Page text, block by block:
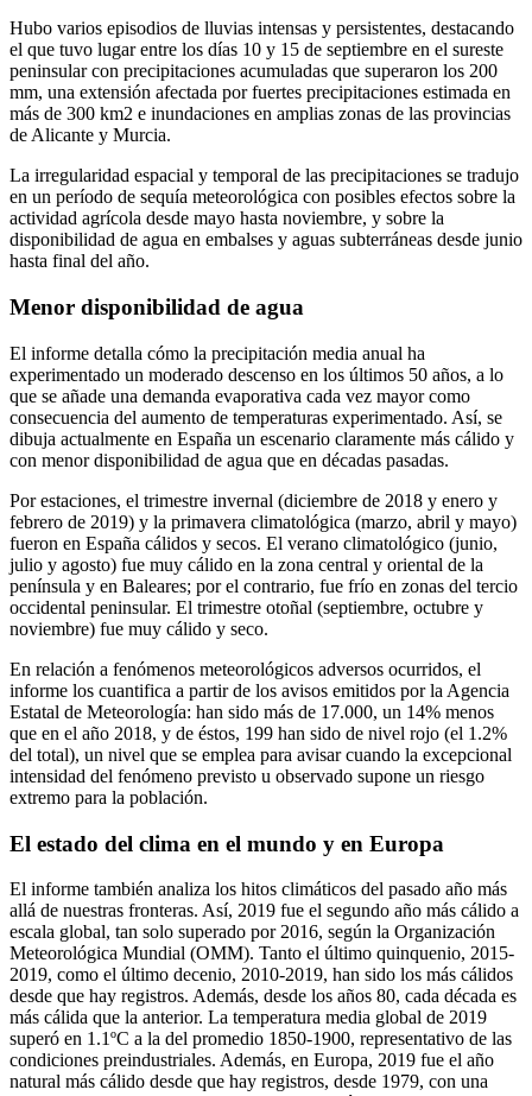
Hubo varios episodios de lluvias intensas y persistentes, destacando
el que tuvo lugar entre los días 10 y 15 de septiembre en el sureste
peninsular con precipitaciones acumuladas que superaron los 200
mm, una extensión afectada por fuertes precipitaciones estimada en
más de 300 km2 e inundaciones en amplias zonas de las provincias
de Alicante y Murcia.
La irregularidad espacial y temporal de las precipitaciones se tradujo
en un período de sequía meteorológica con posibles efectos sobre la
actividad agrícola desde mayo hasta noviembre, y sobre la
disponibilidad de agua en embalses y aguas subterráneas desde junio
hasta final del año.
Menor disponibilidad de agua
El informe detalla cómo la precipitación media anual ha
experimentado un moderado descenso en los últimos 50 años, a lo
que se añade una demanda evaporativa cada vez mayor como
consecuencia del aumento de temperaturas experimentado. Así, se
dibuja actualmente en España un escenario claramente más cálido y
con menor disponibilidad de agua que en décadas pasadas.
Por estaciones, el trimestre invernal (diciembre de 2018 y enero y
febrero de 2019) y la primavera climatológica (marzo, abril y mayo)
fueron en España cálidos y secos. El verano climatológico (junio,
julio y agosto) fue muy cálido en la zona central y oriental de la
península y en Baleares; por el contrario, fue frío en zonas del tercio
occidental peninsular. El trimestre otoñal (septiembre, octubre y
noviembre) fue muy cálido y seco.
En relación a fenómenos meteorológicos adversos ocurridos, el
informe los cuantifica a partir de los avisos emitidos por la Agencia
Estatal de Meteorología: han sido más de 17.000, un 14% menos
que en el año 2018, y de éstos, 199 han sido de nivel rojo (el 1.2%
del total), un nivel que se emplea para avisar cuando la excepcional
intensidad del fenómeno previsto u observado supone un riesgo
extremo para la población.
El estado del clima en el mundo y en Europa
El informe también analiza los hitos climáticos del pasado año más
allá de nuestras fronteras. Así, 2019 fue el segundo año más cálido a
escala global, tan solo superado por 2016, según la Organización
Meteorológica Mundial (OMM). Tanto el último quinquenio, 2015-
2019, como el último decenio, 2010-2019, han sido los más cálidos
desde que hay registros. Además, desde los años 80, cada década es
más cálida que la anterior. La temperatura media global de 2019
superó en 1.1ºC a la del promedio 1850-1900, representativo de las
condiciones preindustriales. Además, en Europa, 2019 fue el año
natural más cálido desde que hay registros, desde 1979, con una